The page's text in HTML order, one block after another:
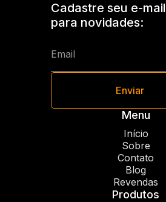
Menu
Início
Sobre
Contato
Blog
Revendas
Produtos
Cadastre seu e-mail
para novidades:
Enviar